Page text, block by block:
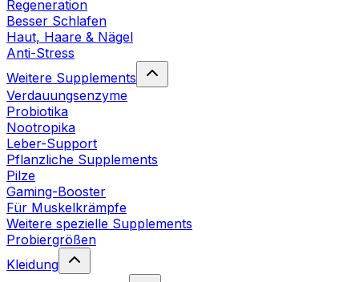
Regeneration
Besser Schlafen
Haut, Haare & Nägel
Anti-Stress
Weitere Supplements
Verdauungsenzyme
Probiotika
Nootropika
Leber-Support
Pflanzliche Supplements
Pilze
Gaming-Booster
Für Muskelkrämpfe
Weitere spezielle Supplements
Probiergrößen
Kleidung